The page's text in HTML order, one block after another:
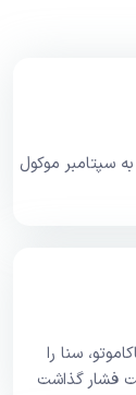
رأی‌گیری درباره CLARITY Act به سپتامبر موکول
سنا را
فشار گذاشت